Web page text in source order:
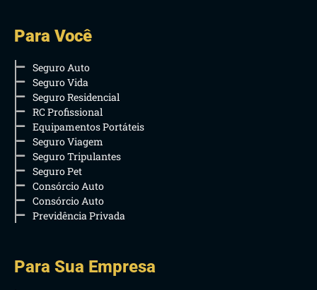
Para Você
Seguro Auto
Seguro Vida
Seguro Residencial
RC Profissional
Equipamentos Portáteis
Seguro Viagem
Seguro Tripulantes
Seguro Pet
Consórcio Auto
Consórcio Auto
Previdência Privada
Para Sua Empresa